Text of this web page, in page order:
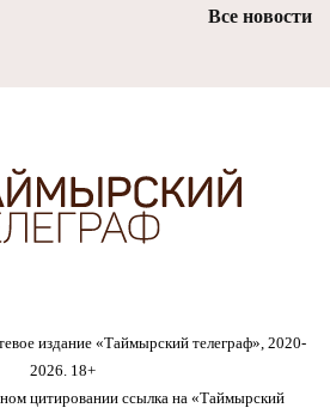
Все новости
издание «Таймырский телеграф», 2020-
2026. 18+
цитировании ссылка на «Таймырский